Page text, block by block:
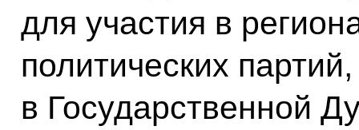
для участия в
политических
в Государственной